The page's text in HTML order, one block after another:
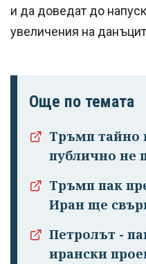
и да доведат до
увеличения на
Още по темата
Тръмп тайно
публично не
Тръмп пак
Иран ще
Петролът -
ирански